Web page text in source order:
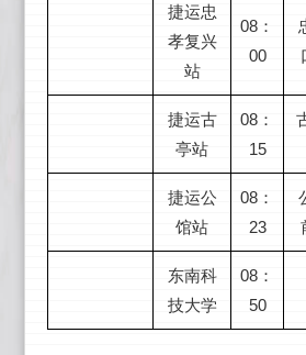
捷运忠
孝复兴
站
08：
00
捷运古
亭站
08：
15
捷运公
馆站
08：
23
东南科
技大学
08：
50